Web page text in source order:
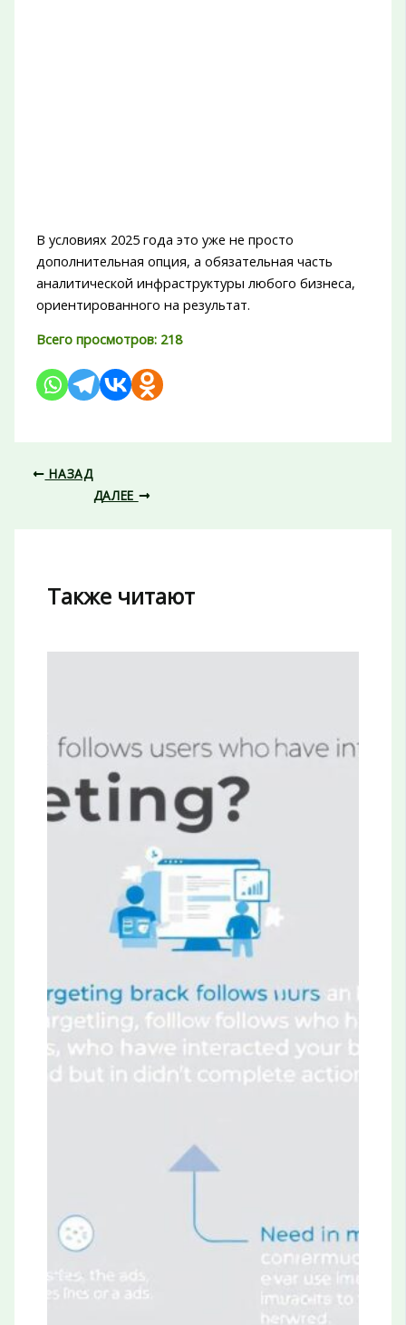
В условиях 2025 года это уже не просто
дополнительная опция, а обязательная часть
аналитической инфраструктуры любого бизнеса,
ориентированного на результат.
Всего просмотров: 218
НАЗАД
ДАЛЕЕ
Также читают